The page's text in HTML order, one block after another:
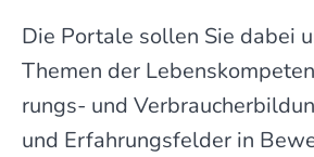
Die Portale sollen Sie dabei
Themen der
rungs- und
und Erfahrungs­felder in